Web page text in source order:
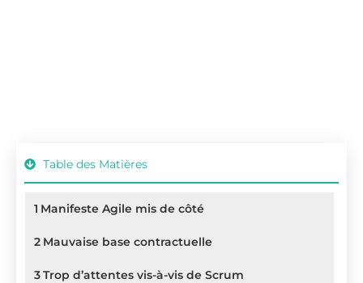
Table des Matières
1 Manifeste Agile mis de côté
2 Mauvaise base contractuelle
3Trop d’attentes vis-à-vis de Scrum